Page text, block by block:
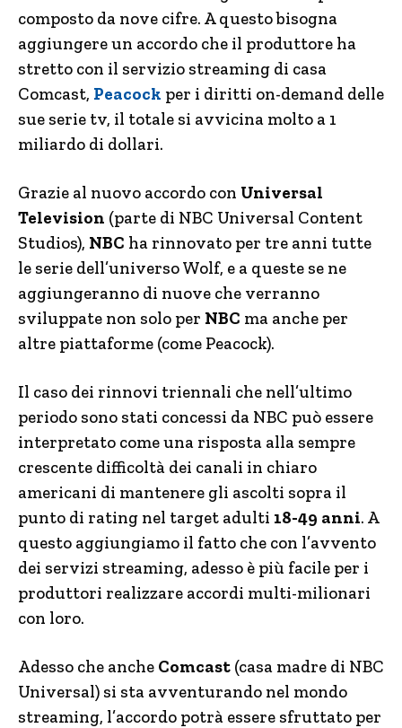
composto da nove cifre. A questo bisogna
aggiungere un accordo che il produttore ha
stretto con il servizio streaming di casa
Comcast, Peacock per i diritti on-demand delle
sue serie tv, il totale si avvicina molto a 1
miliardo di dollari.
Grazie al nuovo accordo con Universal
Television (parte di NBC Universal Content
Studios), NBC ha rinnovato per tre anni tutte
le serie dell’universo Wolf, e a queste se ne
aggiungeranno di nuove che verranno
sviluppate non solo per NBC ma anche per
altre piattaforme (come Peacock).
Il caso dei rinnovi triennali che nell’ultimo
periodo sono stati concessi da NBC può essere
interpretato come una risposta alla sempre
crescente difficoltà dei canali in chiaro
americani di mantenere gli ascolti sopra il
punto di rating nel target adulti 18-49 anni. A
questo aggiungiamo il fatto che con l’avvento
dei servizi streaming, adesso è più facile per i
produttori realizzare accordi multi-milionari
con loro.
Adesso che anche Comcast (casa madre di NBC
Universal) si sta avventurando nel mondo
streaming, l’accordo potrà essere sfruttato per